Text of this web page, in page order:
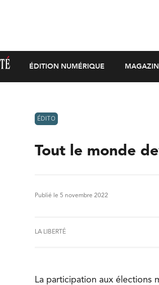
ÉDITION NUMÉRIQUE
ÉDITO
Tout le monde
Publié le 5 novembre 2022
LA LIBERTÉ
La participation aux élections